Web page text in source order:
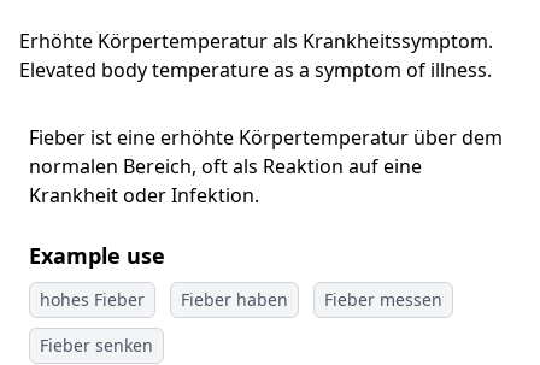
Erhöhte Körpertemperatur als Krankheitssymptom.
Elevated body temperature as a symptom of illness.
Fieber ist eine erhöhte Körpertemperatur über dem
normalen Bereich, oft als Reaktion auf eine
Krankheit oder Infektion.
Example use
hohes Fieber Fieber haben
Fieber messen
Fieber senken